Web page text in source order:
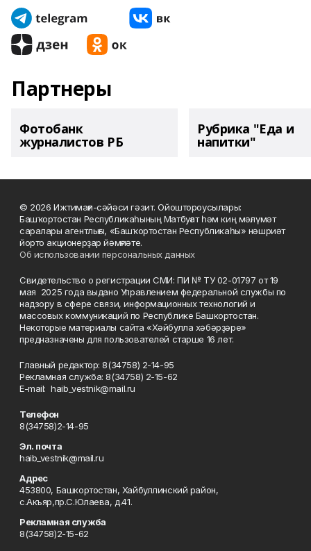
Партнеры
Фотобанк
журналистов РБ
Рубрика "Еда и
напитки"
© 2026 Ижтимағи-сәйәси гәзит. Ойоштороусылары:
Башҡортостан Республикаһының Матбуғат һәм киң мәғлүмәт
саралары агентлығы, «Башҡортостан Республикаһы» нәшриәт
йорто акционерҙар йәмғиәте.
Об использовании персональных данных
Свидетельство о регистрации СМИ: ПИ № ТУ 02-01797 от 19
мая 2025 года выдано Управлением федеральной службы по
надзору в сфере связи, информационных технологий и
массовых коммуникаций по Республике Башкортостан.
Некоторые материалы сайта «Хәйбулла хәбәрҙәре»
предназначены для пользователей старше 16 лет.
Главный редактор: 8(34758) 2-14-95
Рекламная служба: 8(34758) 2-15-62
Е-mаil: haib_vestnik@mail.ru
Телефон
8(34758)2-14-95
Эл. почта
haib_vestnik@mail.ru
Адрес
453800, Башкортостан, Хайбуллинский район,
с.Акъяр,пр.С.Юлаева, д.41.
Рекламная служба
8(34758)2-15-62